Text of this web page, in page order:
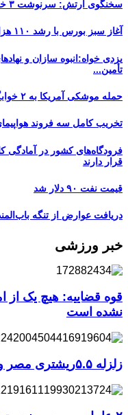
سخنگوی ارتش: سرنوشت ۳ خلبان ما هنوز مشخص نیست
آغاز سبز بورس با رشد ۱۱۰ هزار واحدی شاخص کل
یزدی خواه:انبوه سازان و
تأمین...
حمله موشکی آمریکا به ۲ خوابگاه دانشجویی در اهواز
تخریب کامل سه فروند هواپیمای «اِف ۳۵»
فرودگاه‌های کشور در آمادگی
قرار دارند
قیمت نفت ۹۰ دلار شد
دریافت عوارض از تنگه
خبر ورزشی
قوه قضاییه: هیچ یک از
نشده است
زلزله ۵.۵ریشتری مصر و فلسطین را لرزاند